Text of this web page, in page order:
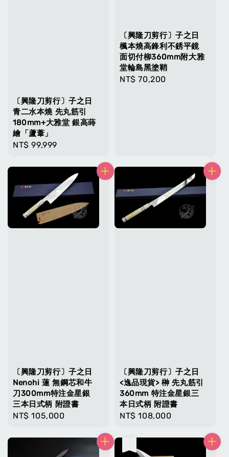
〔興隆刀剪行〕子之日
青二水本燒 先丸筋引
180mm+大雅堂 銀高蒔
繪「蘆葦」
Regular
NT$ 99,999
〔興隆刀剪行〕子之日
楓本燒高鋒利不銹平鏡
面切付柳360mm附大雅
堂輪島黑塗鞘
Regular
NT$ 70,200
〔興隆刀剪行〕子之日
Nenohi 蓮 無鋼芯和牛
刀300mm特注金星銀
三本日式柄 附證書
Regular
NT$ 105,000
〔興隆刀剪行〕子之日
<逸品現貨> 榊 先丸筋引
360mm 特注金星銀三
本日式柄 附證書
Regular
NT$ 108,000